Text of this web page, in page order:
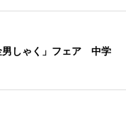
男しゃく」フェア 中学